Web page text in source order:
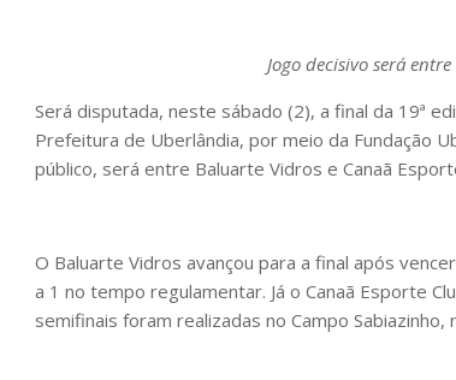
Jogo decisivo será
Será disputada, neste sábado (2), a final da 19ª
Prefeitura de Uberlândia, por meio da Fundação
público, será entre Baluarte Vidros e Canaã
O Baluarte Vidros avançou para a final após
a 1 no tempo regulamentar. Já o Canaã Esporte
semifinais foram realizadas no Campo